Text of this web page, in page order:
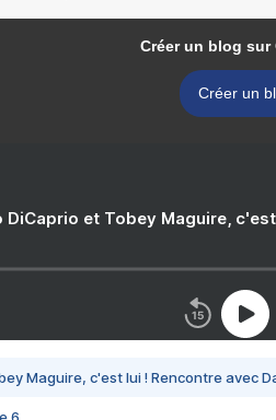
Créer un blog sur
Créer un
DiCaprio et Tobey Maguire,
Maguire, c'est lui ! Rencontre avec